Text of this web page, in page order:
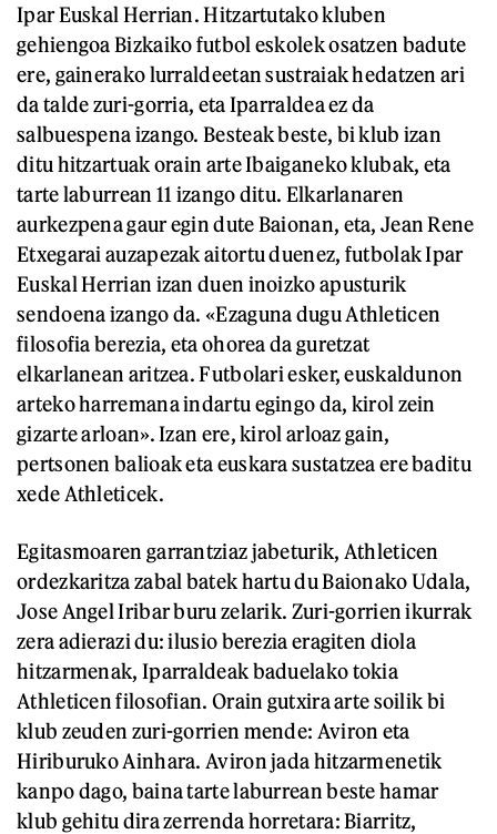
Ipar Euskal Herrian. Hitzartutako kluben
gehiengoa Bizkaiko futbol eskolek osatzen badute
ere, gainerako lurraldeetan sustraiak hedatzen ari
da talde zuri-gorria, eta Iparraldea ez da
salbuespena izango. Besteak beste, bi klub izan
ditu hitzartuak orain arte Ibaiganeko klubak, eta
tarte laburrean 11 izango ditu. Elkarlanaren
aurkezpena gaur egin dute Baionan, eta, Jean Rene
Etxegarai auzapezak aitortu duenez, futbolak Ipar
Euskal Herrian izan duen inoizko apusturik
sendoena izango da. «Ezaguna dugu Athleticen
filosofia berezia, eta ohorea da guretzat
elkarlanean aritzea. Futbolari esker, euskaldunon
arteko harremana indartu egingo da, kirol zein
gizarte arloan». Izan ere, kirol arloaz gain,
pertsonen balioak eta euskara sustatzea ere baditu
xede Athleticek.
Egitasmoaren garrantziaz jabeturik, Athleticen
ordezkaritza zabal batek hartu du Baionako Udala,
Jose Angel Iribar buru zelarik. Zuri-gorrien ikurrak
zera adierazi du: ilusio berezia eragiten diola
hitzarmenak, Iparraldeak baduelako tokia
Athleticen filosofian. Orain gutxira arte soilik bi
klub zeuden zuri-gorrien mende: Aviron eta
Hiriburuko Ainhara. Aviron jada hitzarmenetik
kanpo dago, baina tarte laburrean beste hamar
klub gehitu dira zerrenda horretara: Biarritz,